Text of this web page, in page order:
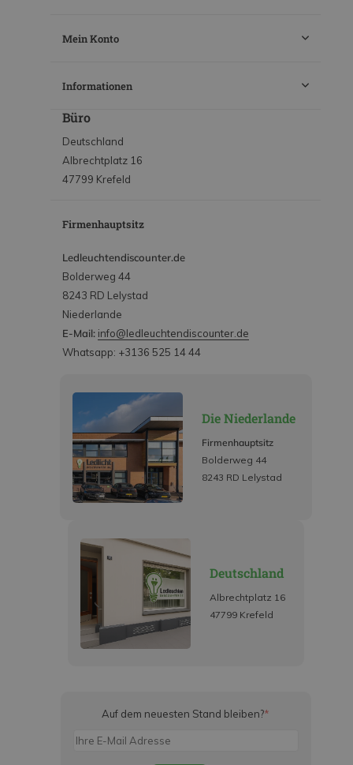
Mein Konto
Informationen
Büro
Deutschland
Albrechtplatz 16
47799 Krefeld
Firmenhauptsitz
Ledleuchtendiscounter.de
Bolderweg 44
8243 RD Lelystad
Niederlande
E-Mail: info@ledleuchtendiscounter.de
Whatsapp: +3136 525 14 44
Die Niederlande
Firmenhauptsitz
Bolderweg 44
8243 RD Lelystad
Deutschland
Albrechtplatz 16
47799 Krefeld
Auf dem neuesten Stand bleiben?*